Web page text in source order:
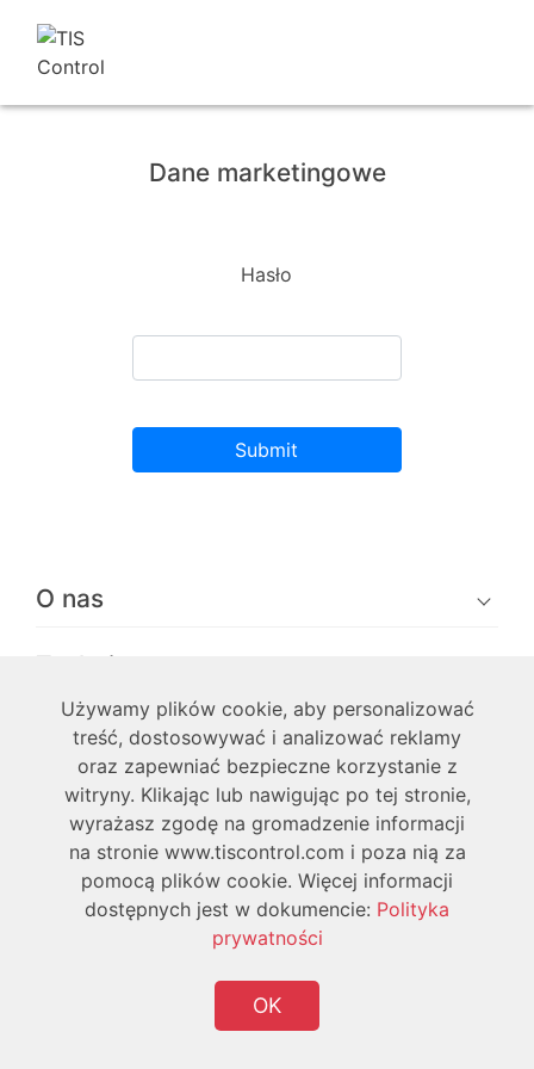
Dane marketingowe
Hasło
Submit
O nas
Techniczne
Użytkownik
Copyright © 2026 TIS Wszystkie prawa
zastrzeżone
Używamy plików cookie, aby personalizować
treść, dostosowywać i analizować reklamy
oraz zapewniać bezpieczne korzystanie z
witryny. Klikając lub nawigując po tej stronie,
wyrażasz zgodę na gromadzenie informacji
na stronie www.tiscontrol.com i poza nią za
pomocą plików cookie. Więcej informacji
dostępnych jest w dokumencie: Polityka
prywatności
OK